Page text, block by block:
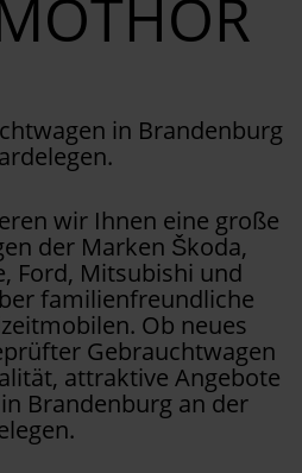
in Brandenburg
wir Ihnen eine große
der Marken Škoda,
Ford, Mitsubishi und
familienfreundliche
Ob neues
Gebrauchtwagen
attraktive Angebote
Brandenburg an der